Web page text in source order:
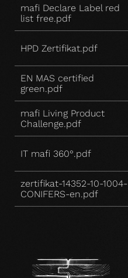
mafi Declare Label red
list free.pdf
HPD Zertifikat.pdf
EN MAS certified
green.pdf
mafi Living Product
Challenge.pdf
IT mafi 360°.pdf
zertifikat-14352-10-1004-
CONIFERS-en.pdf